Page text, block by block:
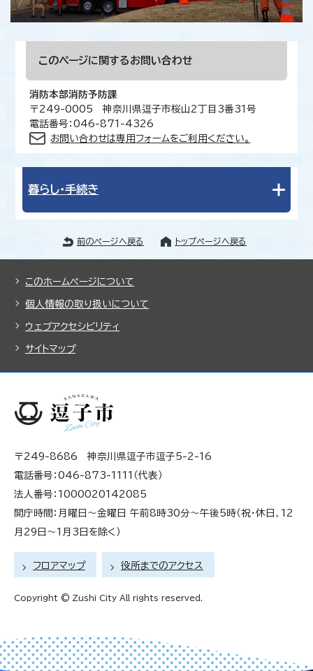
このページに関する お問い合わせ
消防本部消防予防課
〒249-0005 神奈川県逗子市桜山2丁目3番31号
電話番号：046-871-4326
お問い合わせは専用フォームをご利用ください。
暮らし・手続き
前のページへ戻る トップページへ戻る
このホームページについて
個人情報の取り扱いについて
ウェブアクセシビリティ
サイトマップ
〒249-8686 神奈川県逗子市逗子5-2-16
電話番号：046-873-1111（代表）
法人番号：1000020142085
開庁時間：月曜日～金曜日 午前8時30分～午後5時（祝・休日、12
月29日～1月3日を除く）
フロアマップ 役所までのアクセス
Copyright © Zushi City All rights reserved.